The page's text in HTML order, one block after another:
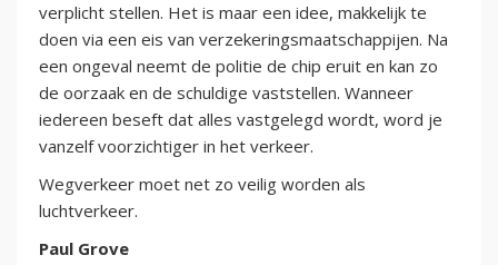
verplicht stellen. Het is maar een idee, makkelijk te
doen via een eis van verzekeringsmaatschappijen. Na
een ongeval neemt de politie de chip eruit en kan zo
de oorzaak en de schuldige vaststellen. Wanneer
iedereen beseft dat alles vastgelegd wordt, word je
vanzelf voorzichtiger in het verkeer.
Wegverkeer moet net zo veilig worden als
luchtverkeer.
Paul Grove